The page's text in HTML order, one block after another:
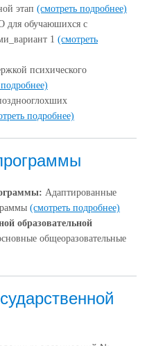
этап (смотреть подробнее)
для обучаюшихся с
1 (смотреть
психического
подробнее)
Адаптированные
(смотреть подробнее)
образовательной
общеоразовательные